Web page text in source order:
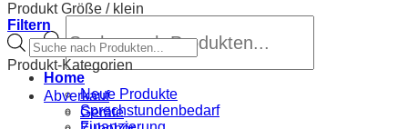
search
Home
Neue Produkte
Sprechstundenbedarf
Produkt Größe /klein
Filtern
Products
search
Produkt-Kategorien
Abverkauf
Geräte